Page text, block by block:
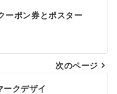
ーポン券とポスター
次のページ
ークデザイ